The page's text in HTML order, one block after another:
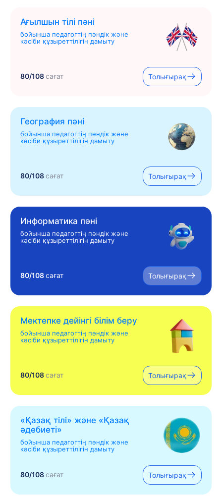
Ағылшын тілі пәні
бойынша педагогтің пәндік және
кәсіби құзыреттілігін дамыту
80/108сағат Толығырақ
География пәні
бойынша педагогтің пәндік және
кәсіби құзыреттілігін дамыту
80/108сағат Толығырақ
Информатика пәні
бойынша педагогтің пәндік және
кәсіби құзыреттілігін дамыту
80/108сағат Толығырақ
Мектепке дейінгі білім беру
бойынша педагогтің пәндік және
кәсіби құзыреттілігін дамыту
80/108сағат Толығырақ
«Қазақ тілі» жəне «Қазақ
əдебиеті»
бойынша педагогтің пәндік және
кәсіби құзыреттілігін дамыту
80/108сағат Толығырақ